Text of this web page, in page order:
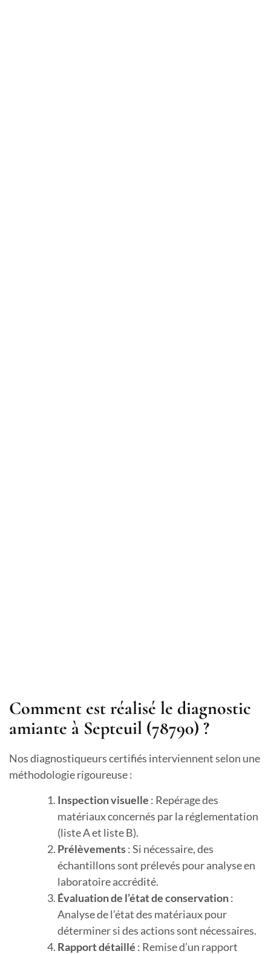
Comment est réalisé le diagnostic
amiante à Septeuil (78790) ?
Nos diagnostiqueurs certifiés interviennent selon une
méthodologie rigoureuse :
Inspection visuelle : Repérage des
matériaux concernés par la réglementation
(liste A et liste B).
Prélèvements: Si nécessaire, des
échantillons sont prélevés pour analyse en
laboratoire accrédité.
Évaluation de l’état de conservation:
Analyse de l’état des matériaux pour
déterminer si des actions sont nécessaires.
Rapport détaillé : Remise d’un rapport